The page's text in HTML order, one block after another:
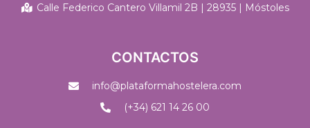
Calle Federico Cantero Villamil 2B | 28935 | Móstoles
CONTACTOS
info@plataformahostelera.com
(+34) 621 14 26 00